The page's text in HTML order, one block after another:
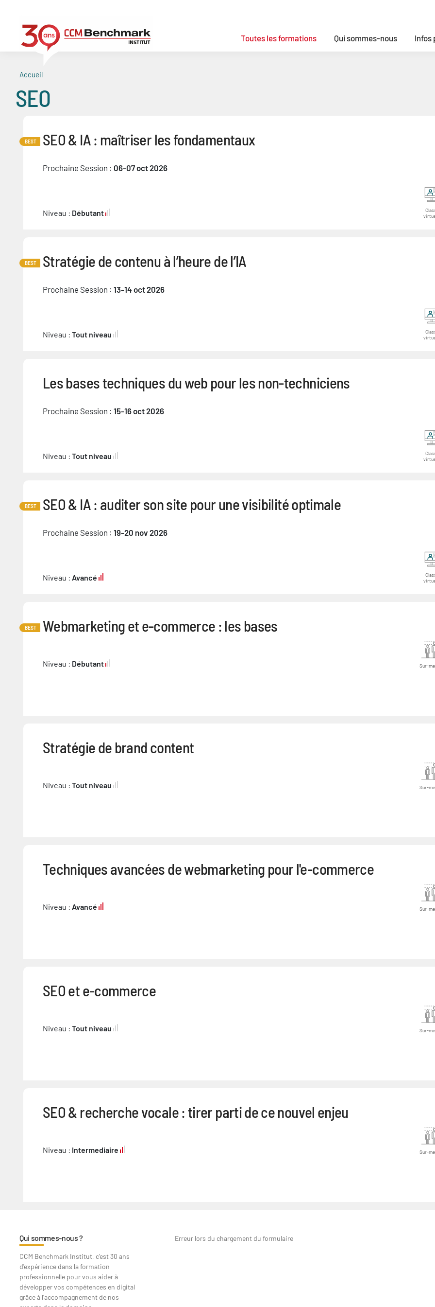
contenu
principal
Toutes les formations Qui sommes-nous Infos
Accueil
SEO
BEST SEO & IA : maîtriser les fondamentaux
Prochaine Session : 06-07 oct 2026
Niveau : Débutant
BEST Stratégie de contenu à l’heure de l’IA
Prochaine Session : 13-14 oct 2026
Niveau : Tout niveau
Les bases techniques du web pour les non-techniciens
Prochaine Session : 15-16 oct 2026
Niveau : Tout niveau
BEST SEO & IA : auditer son site pour une visibilité optimale
Prochaine Session : 19-20 nov 2026
Niveau : Avancé
BEST Webmarketing et e-commerce : les bases
Niveau : Débutant Sur-
Stratégie de brand content
Niveau : Tout niveau Sur-
Techniques avancées de webmarketing pour l'e-commerce
Niveau : Avancé Sur-
SEO et e-commerce
Niveau : Tout niveau Sur-
SEO & recherche vocale : tirer parti de ce nouvel enjeu
Niveau : Intermediaire Sur-
Qui sommes-nous ?
CCM Benchmark Institut, c'est 30 ans
d'expérience dans la formation
professionnelle pour vous aider à
développer vos compétences en digital
grâce à l’accompagnement de nos
Erreur lors du chargement du formulaire